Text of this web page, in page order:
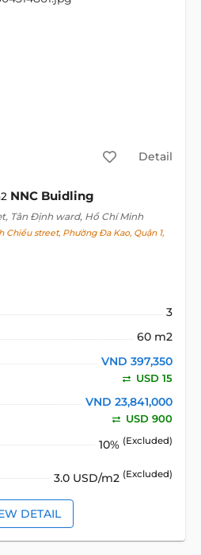
Detail
NNC Buidling
, Tân Định ward, Hồ Chí Minh
street, Phường Đa Kao, Quận 1,
3
60 m2
VND 397,350
USD 15
VND 23,841,000
USD 900
10% (Excluded)
3.0 USD/m2 (Excluded)
DETAIL